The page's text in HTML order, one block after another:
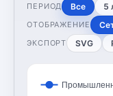
ПЕРИОД Все 5
ОТОБРАЖЕНИЕ
ЭКСПОРТ SVG